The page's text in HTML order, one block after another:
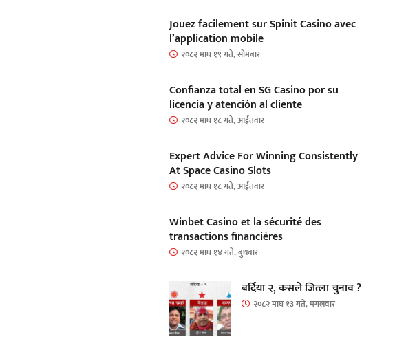
Jouez facilement sur Spinit Casino avec
l’application mobile
२०८२ माघ १९ गते, सोमबार
Confianza total en SG Casino por su
licencia y atención al cliente
२०८२ माघ १८ गते, आईतवार
Expert Advice For Winning Consistently
At Space Casino Slots
२०८२ माघ १८ गते, आईतवार
Winbet Casino et la sécurité des
transactions financières
२०८२ माघ १४ गते, बुधबार
बर्दिया २, कसले जित्ला चुनाव ?
२०८२ माघ १३ गते, मंगलवार